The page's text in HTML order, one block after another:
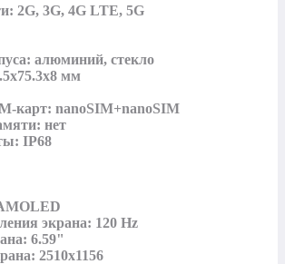
2G, 3G, 4G LTE, 5G
алюминий, стекло
мм
карт: nanoSIM+nanoSIM
нет
IP68
экрана: 120 Hz
6.59"
2510x1156